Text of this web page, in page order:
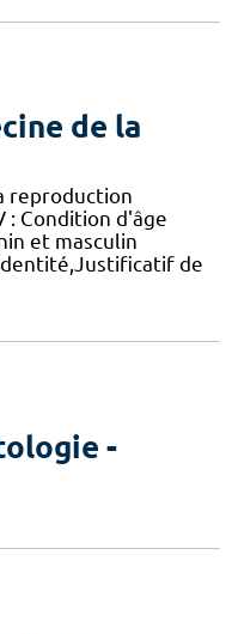
de la
reproduction
: Condition d'âge
et masculin
de
-